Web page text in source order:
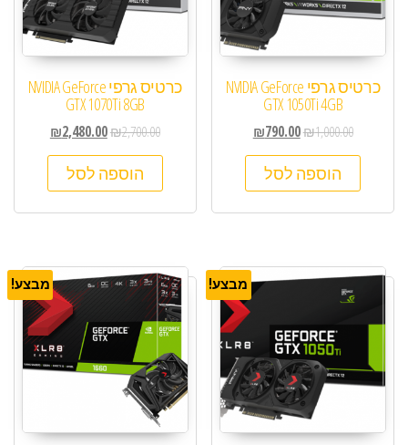
כרטיס גרפי NVIDIA GeForce
GTX 1050Ti 4GB
₪1,000.00
₪790.00
הוספה לסל
כרטיס גרפי NVIDIA GeForce
GTX 1070Ti 8GB
₪2,700.00
₪2,480.00
הוספה לסל
מבצע! מבצע!